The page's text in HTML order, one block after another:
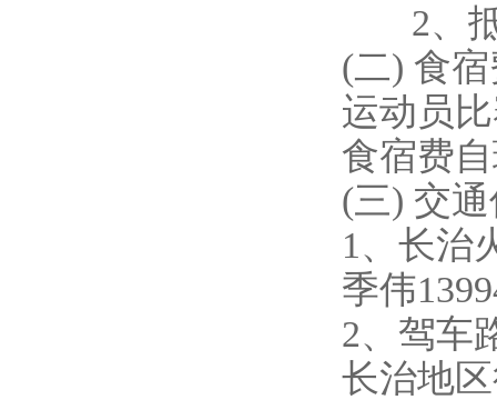
2、抵
(二) 食
运动员
食宿费
(三) 交
1、长治
季伟
2、驾车
长治地